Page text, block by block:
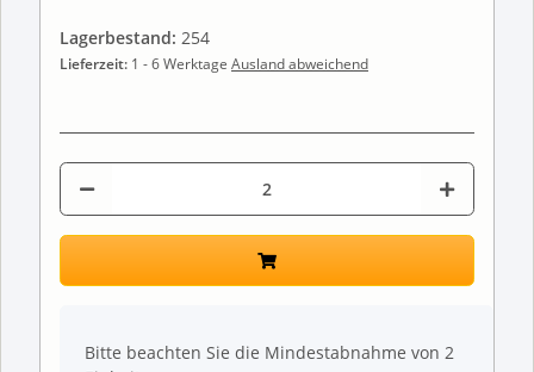
Lagerbestand: 254
Lieferzeit: 1 - 6 Werktage Ausland abweichend
Bitte beachten Sie die Mindestabnahme von 2